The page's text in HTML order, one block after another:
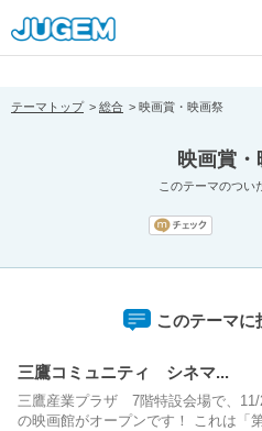
[pear_error: message="Success"
prefix="" info=""]
テーマトップ 総合 映画賞・映画祭
映画賞・
このテーマのつい
このテーマに
三鷹コミュニティ シネマ...
三鷹産業プラザ 7階特設会場で、11/
の映画館がオープンです！ これは